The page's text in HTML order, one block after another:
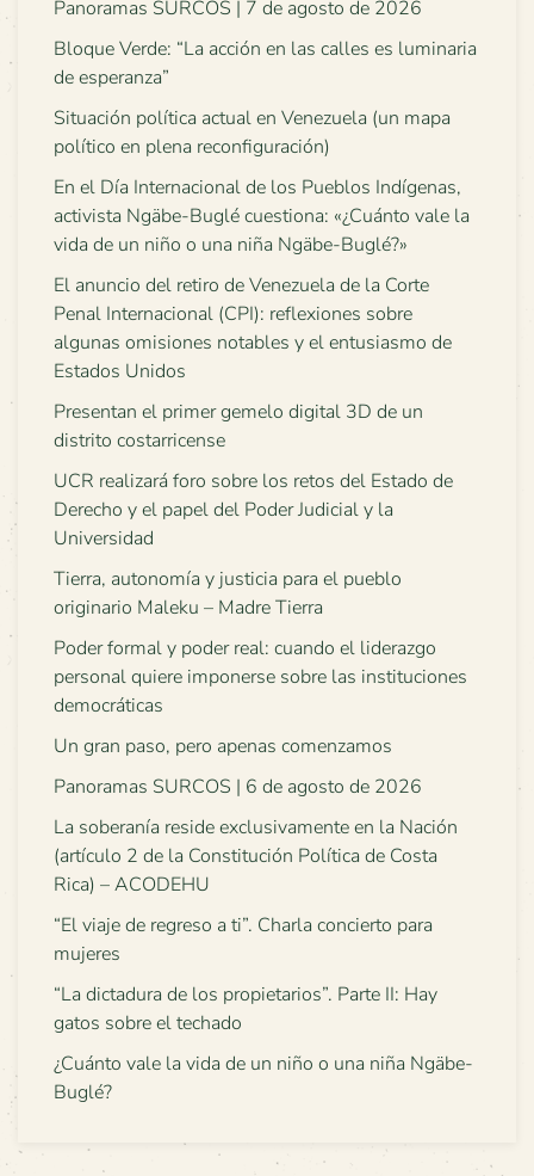
Panoramas SURCOS | 7 de agosto de 2026
Bloque Verde: “La acción en las calles es luminaria
de esperanza”
Situación política actual en Venezuela (un mapa
político en plena reconfiguración)
En el Día Internacional de los Pueblos Indígenas,
activista Ngäbe-Buglé cuestiona: «¿Cuánto vale la
vida de un niño o una niña Ngäbe-Buglé?»
El anuncio del retiro de Venezuela de la Corte
Penal Internacional (CPI): reflexiones sobre
algunas omisiones notables y el entusiasmo de
Estados Unidos
Presentan el primer gemelo digital 3D de un
distrito costarricense
UCR realizará foro sobre los retos del Estado de
Derecho y el papel del Poder Judicial y la
Universidad
Tierra, autonomía y justicia para el pueblo
originario Maleku – Madre Tierra
Poder formal y poder real: cuando el liderazgo
personal quiere imponerse sobre las instituciones
democráticas
Un gran paso, pero apenas comenzamos
Panoramas SURCOS | 6 de agosto de 2026
La soberanía reside exclusivamente en la Nación
(artículo 2 de la Constitución Política de Costa
Rica) – ACODEHU
“El viaje de regreso a ti”. Charla concierto para
mujeres
“La dictadura de los propietarios”. Parte II: Hay
gatos sobre el techado
¿Cuánto vale la vida de un niño o una niña Ngäbe-
Buglé?